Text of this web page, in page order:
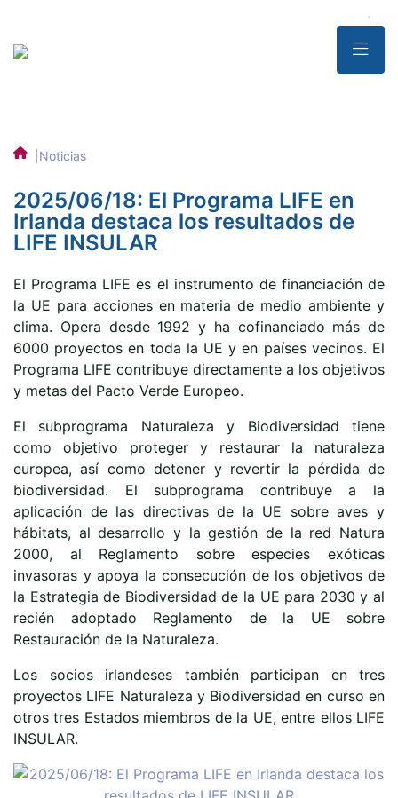
Noticias
2025/06/18: El Programa LIFE en
Irlanda destaca los resultados de
LIFE INSULAR
El Programa LIFE es el instrumento de financiación de
la UE para acciones en materia de medio ambiente y
clima. Opera desde 1992 y ha cofinanciado más de
6000 proyectos en toda la UE y en países vecinos. El
Programa LIFE contribuye directamente a los objetivos
y metas del Pacto Verde Europeo.
El subprograma Naturaleza y Biodiversidad tiene
como objetivo proteger y restaurar la naturaleza
europea, así como detener y revertir la pérdida de
biodiversidad. El subprograma contribuye a la
aplicación de las directivas de la UE sobre aves y
hábitats, al desarrollo y la gestión de la red Natura
2000, al Reglamento sobre especies exóticas
invasoras y apoya la consecución de los objetivos de
la Estrategia de Biodiversidad de la UE para 2030 y al
recién adoptado Reglamento de la UE sobre
Restauración de la Naturaleza.
Los socios irlandeses también participan en tres
proyectos LIFE Naturaleza y Biodiversidad en curso en
otros tres Estados miembros de la UE, entre ellos LIFE
INSULAR.